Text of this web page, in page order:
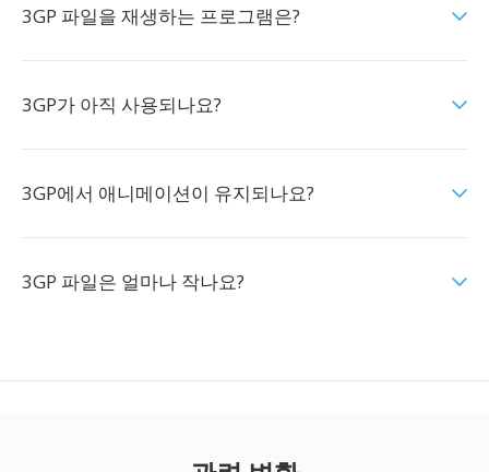
3GP 파일을 재생하는 프로그램은?
3GP가 아직 사용되나요?
3GP에서 애니메이션이 유지되나요?
3GP 파일은 얼마나 작나요?